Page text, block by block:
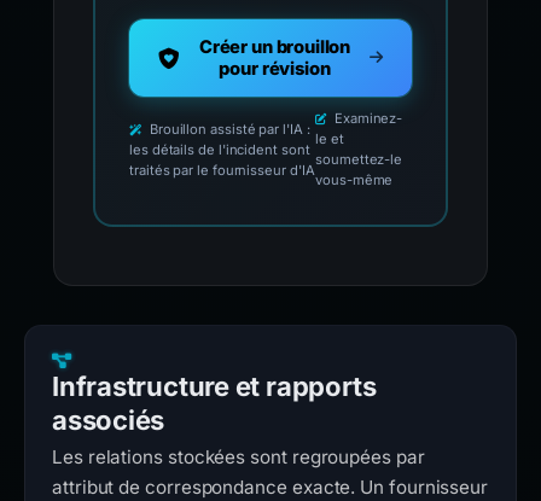
Créer un brouillon
pour révision
Brouillon assisté par l'IA :
les détails de l'incident sont
traités par le fournisseur d'IA
Examinez-
le et
soumettez-le
vous-même
Infrastructure et rapports
associés
Les relations stockées sont regroupées par
attribut de correspondance exacte. Un fournisseur